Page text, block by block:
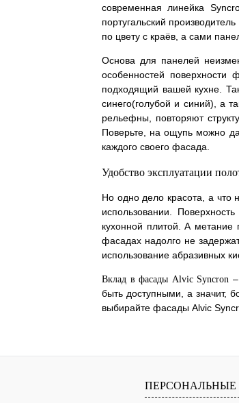
современная линейка
португальский
по цвету с краёв, а сами
Основа для панелей
особенностей
подходящий вашей кухне.
синего(голубой и синий), а
рельефны, повторяют
Поверьте, на ощупь можно
каждого своего фасада.
Удобство эксплуатации
Но одно дело красота, а что
использовании.
кухонной плитой. А
фасадах надолго не
использование абразивных
Вклад в фасады Alvic Syncron
быть доступными, а значит,
выбирайте фасады Alvic